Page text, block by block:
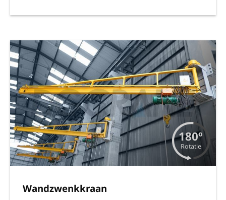
180º
Rotatie
Wandzwenkkraan